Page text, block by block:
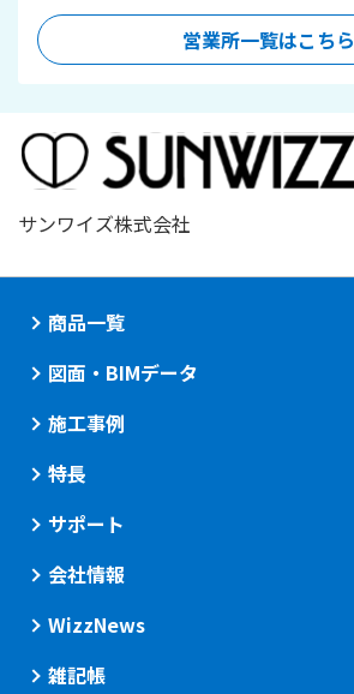
営業所一覧はこちら
サンワイズ株式会社
商品一覧
図面・BIMデータ
施工事例
特長
サポート
会社情報
WizzNews
雑記帳